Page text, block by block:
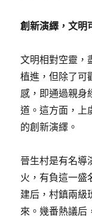
創新演繹，文明
文明相對空靈，
植進，但除了可
感，即通過親身
道。這方面，上
的創新演繹。
晉生村是有名導
火，有負這一盛
建后，村鎮兩級
來。幾番熱議后